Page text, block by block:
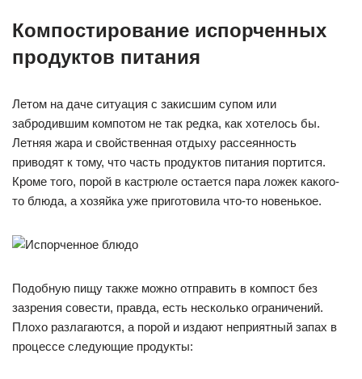
Компостирование испорченных
продуктов питания
Летом на даче ситуация с закисшим супом или
забродившим компотом не так редка, как хотелось бы.
Летняя жара и свойственная отдыху рассеянность
приводят к тому, что часть продуктов питания портится.
Кроме того, порой в кастрюле остается пара ложек какого-
то блюда, а хозяйка уже приготовила что-то новенькое.
Подобную пищу также можно отправить в компост без
зазрения совести, правда, есть несколько ограничений.
Плохо разлагаются, а порой и издают неприятный запах в
процессе следующие продукты: